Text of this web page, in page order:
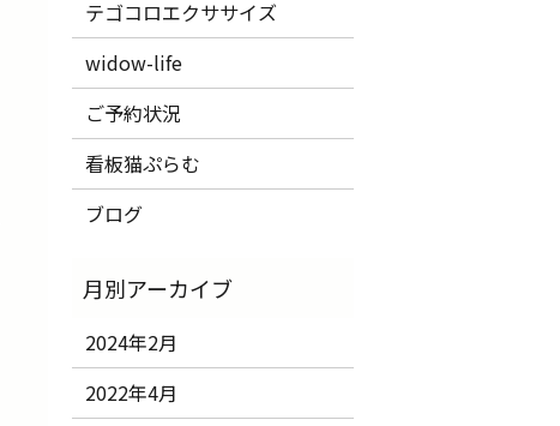
テゴコロエクササイズ
widow-life
ご予約状況
看板猫ぷらむ
ブログ
2024年2月
2022年4月